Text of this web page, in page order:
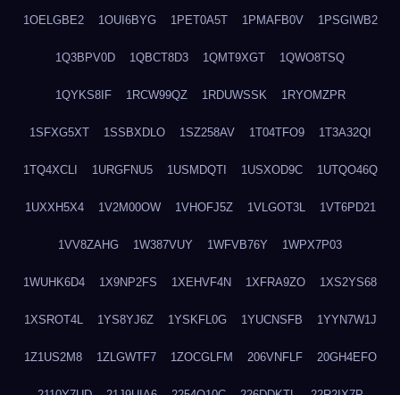
1OELGBE2 1OUI6BYG 1PET0A5T 1PMAFB0V 1PSGIWB2
1Q3BPV0D 1QBCT8D3 1QMT9XGT 1QWO8TSQ
1QYKS8IF 1RCW99QZ 1RDUWSSK 1RYOMZPR
1SFXG5XT 1SSBXDLO 1SZ258AV 1T04TFO9 1T3A32QI
1TQ4XCLI 1URGFNU5 1USMDQTI 1USXOD9C 1UTQO46Q
1UXXH5X4 1V2M00OW 1VHOFJ5Z 1VLGOT3L 1VT6PD21
1VV8ZAHG 1W387VUY 1WFVB76Y 1WPX7P03
1WUHK6D4 1X9NP2FS 1XEHVF4N 1XFRA9ZO 1XS2YS68
1XSROT4L 1YS8YJ6Z 1YSKFL0G 1YUCNSFB 1YYN7W1J
1Z1US2M8 1ZLGWTF7 1ZOCGLFM 206VNFLF 20GH4EFO